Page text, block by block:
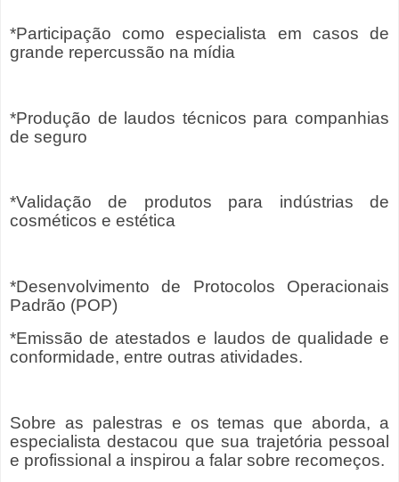
*Participação como especialista em casos de
grande repercussão na mídia
*Produção de laudos técnicos para companhias
de seguro
*Validação de produtos para indústrias de
cosméticos e estética
*Desenvolvimento de Protocolos Operacionais
Padrão (POP)
*Emissão de atestados e laudos de qualidade e
conformidade, entre outras atividades.
Sobre as palestras e os temas que aborda, a
especialista destacou que sua trajetória pessoal
e profissional a inspirou a falar sobre recomeços.